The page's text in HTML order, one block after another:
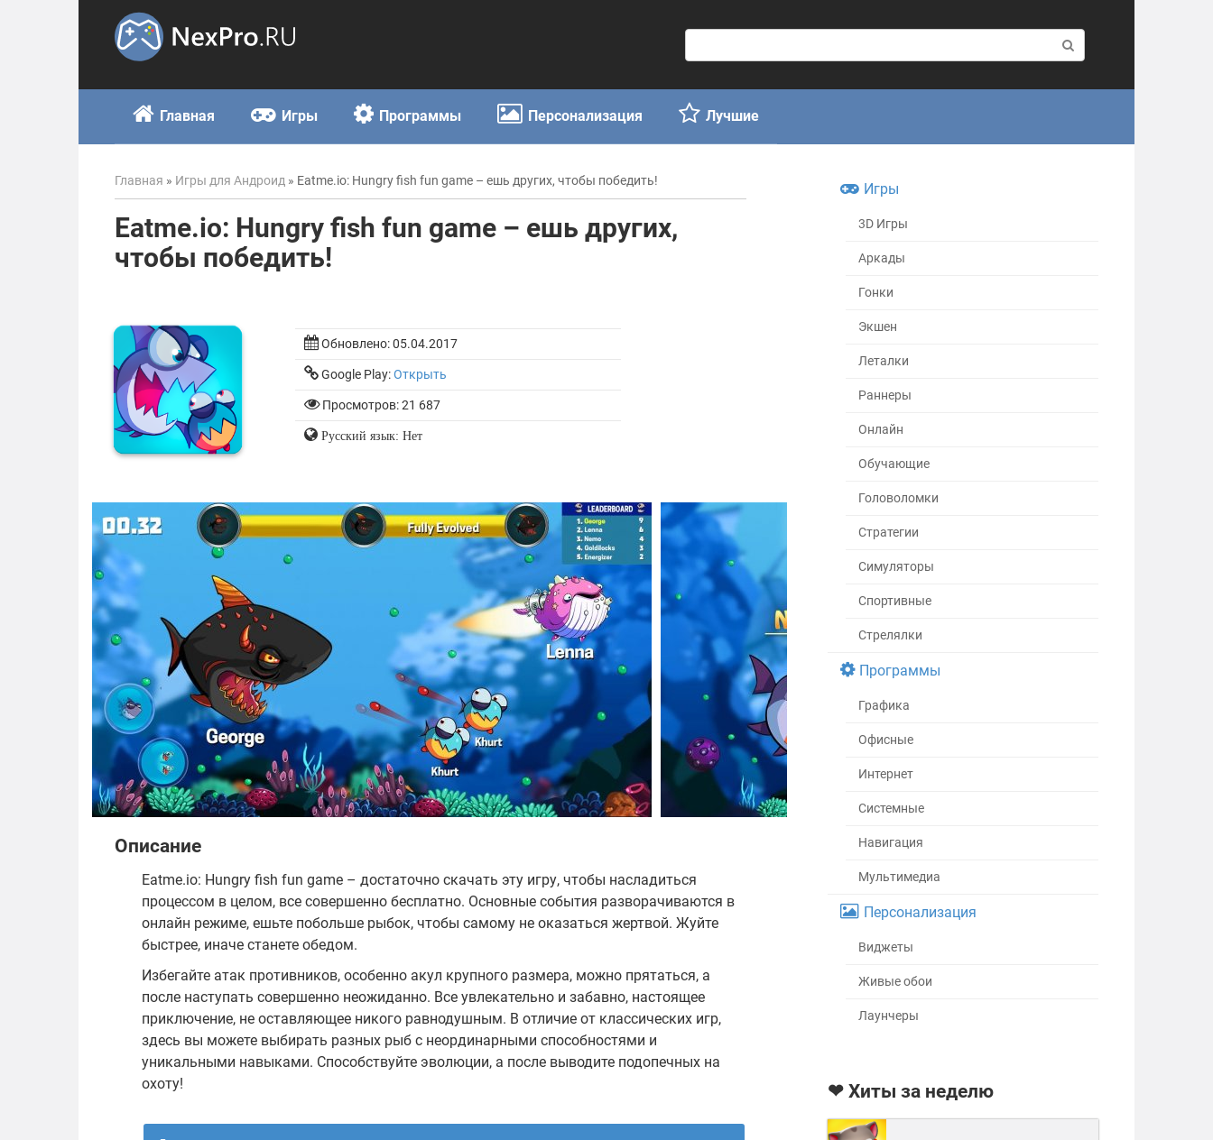
о
с
к
:
Главная Игры Программы Персонализация Лучшие
Главная » Игры для Андроид » Eatme.io: Hungry fish fun game – ешь других, чтобы победить!
Eatme.io: Hungry fish fun game – ешь других,
чтобы победить!
Обновлено:05.04.2017
Google Play:Открыть
Просмотров: 21 687
Русский язык: Нет
Описание
Eatme.io: Hungry fish fun game – достаточно скачать эту игру, чтобы насладиться
процессом в целом, все совершенно бесплатно. Основные события разворачиваются в
онлайн режиме, ешьте побольше рыбок, чтобы самому не оказаться жертвой. Жуйте
быстрее, иначе станете обедом.
Избегайте атак противников, особенно акул крупного размера, можно прятаться, а
после наступать совершенно неожиданно. Все увлекательно и забавно, настоящее
приключение, не оставляющее никого равнодушным. В отличие от классических игр,
здесь вы можете выбирать разных рыб с неординарными способностями и
уникальными навыками. Способствуйте эволюции, а после выводите подопечных на
охоту!
Игры
3D Игры
Аркады
Гонки
Экшен
Леталки
Раннеры
Онлайн
Обучающие
Головоломки
Стратегии
Симуляторы
Спортивные
Стрелялки
Программы
Графика
Офисные
Интернет
Системные
Навигация
Мультимедиа
Персонализация
Виджеты
Живые обои
Лаунчеры
❤ Хиты за неделю